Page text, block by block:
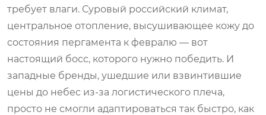
требует влаги. Суровый российский климат,
центральное отопление, высушивающее кожу до
состояния пергамента к февралю — вот
настоящий босс, которого нужно победить. И
западные бренды, ушедшие или взвинтившие
цены до небес из-за логистического плеча,
просто не смогли адаптироваться так быстро, как